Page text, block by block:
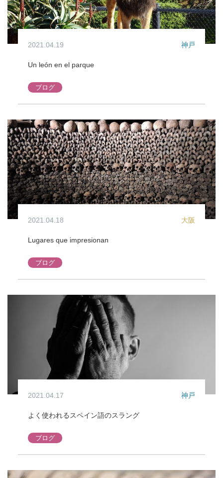
2021.04.19 神戸
Un león en el parque
ブログ
2021.04.18 大阪
Lugares que impresionan
ブログ
2021.04.17 神戸
よく使われるスペイン語のスラング
ブログ